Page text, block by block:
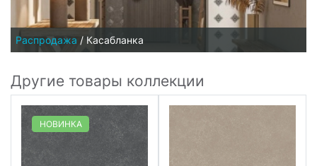
Распродажа / Касабланка
Другие товары коллекции
НОВИНКА